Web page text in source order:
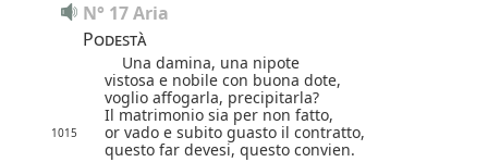
N° 17 Aria
Podestà
Una damina, una nipote
vistosa e nobile con buona dote,
voglio affogarla, precipitarla?
Il matrimonio sia per non fatto,
1015
or vado e subito guasto il contratto,
questo far devesi, questo convien.